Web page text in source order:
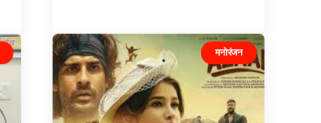
मनोरंजन